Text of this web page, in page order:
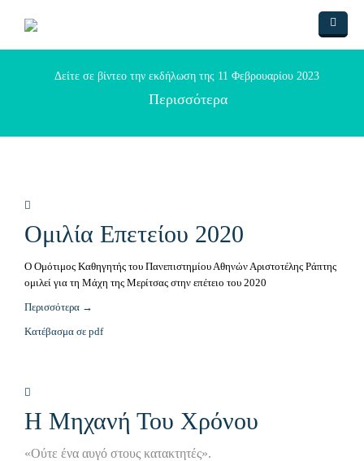
ΑΥΘΕΝΤΙΚΕΣ ΑΦΗΓΗΣΕΙΣ
ΤΙΤΟΣ ΑΘΑΝΑΣΙΑΔΗΣ
Η ΜΗΧΑΝΗ ΤΟΥ ΧΡΟΝΟΥ
ΝΑΣΟΣ ΜΠΡΑΤΣΟΣ
ΠΑΠΑΧΡΗΣΤΟΥ
Η ΜΑΧΗ ΤΗΣ ΜΕΡΙΤΣΑΣ (βιβλίο)
ΕΔΟΥΑΡΔΟ ΓΚΟΛΕΑΝΟ
ΠΟΙΗΜΑ Ν. ΠΑΠΑΚΟΓΚΟΥ
ΤΟΠΟΘΕΣΙΑ
Google Χάρτης
Πως πάμε
Φωτογραφίες
ΔΡΑΣΕΙΣ
ΕΠΙΣΤΟΛΗ ΣΤΟΝ ΠΕΡΙΦΕΡΙΑΡΧΗ
ΔΗΜΟΣ ΜΕΤΕΩΡΩΝ
Δείτε σε βίντεο την εκδήλωση της 11 Φεβρουαρίου 2023
Περισσότερα
Ομιλία Επετείου 2020
Ο Ομότιμος Καθηγητής του Πανεπιστημίου Αθηνών Αριστοτέλης Ράπτης
ομιλεί για τη Μάχη της Μερίτσας στην επέτειο του 2020
Περισσότερα →
Κατέβασμα σε pdf
Η Μηχανή Του Χρόνου
«Ούτε ένα αυγό στους κατακτητές».